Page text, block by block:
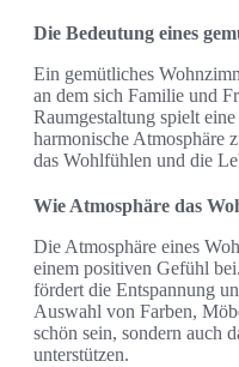
Die Bedeutung eines
Ein gemütliches
an dem sich Familie und
Raumgestaltung spielt
harmonische Atmosphäre
das Wohlfühlen und die
Wie Atmosphäre das
Die Atmosphäre eines
einem positiven Gefühl
fördert die Entspannung
Auswahl von Farben,
schön sein, sondern auch
unterstützen.